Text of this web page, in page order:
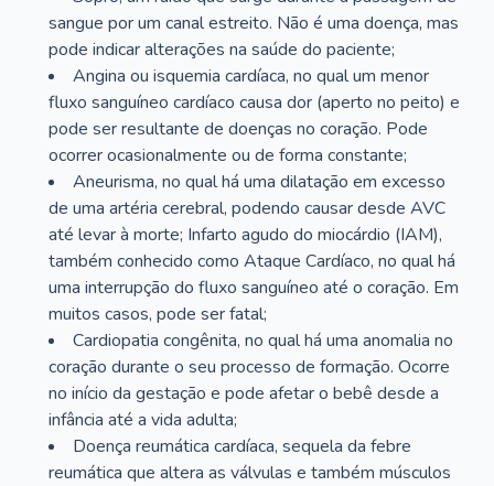
sangue por um canal estreito. Não é uma doença, mas
pode indicar alterações na saúde do paciente;
Angina ou isquemia cardíaca, no qual um menor
fluxo sanguíneo cardíaco causa dor (aperto no peito) e
pode ser resultante de doenças no coração. Pode
ocorrer ocasionalmente ou de forma constante;
Aneurisma, no qual há uma dilatação em excesso
de uma artéria cerebral, podendo causar desde AVC
até levar à morte; Infarto agudo do miocárdio (IAM),
também conhecido como Ataque Cardíaco, no qual há
uma interrupção do fluxo sanguíneo até o coração. Em
muitos casos, pode ser fatal;
Cardiopatia congênita, no qual há uma anomalia no
coração durante o seu processo de formação. Ocorre
no início da gestação e pode afetar o bebê desde a
infância até a vida adulta;
Doença reumática cardíaca, sequela da febre
reumática que altera as válvulas e também músculos